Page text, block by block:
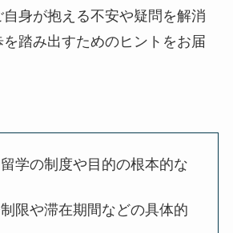
身が抱える不安や疑問を解消
を踏み出すためのヒントをお届
学の制度や目的の根本的な
限や滞在期間などの具体的